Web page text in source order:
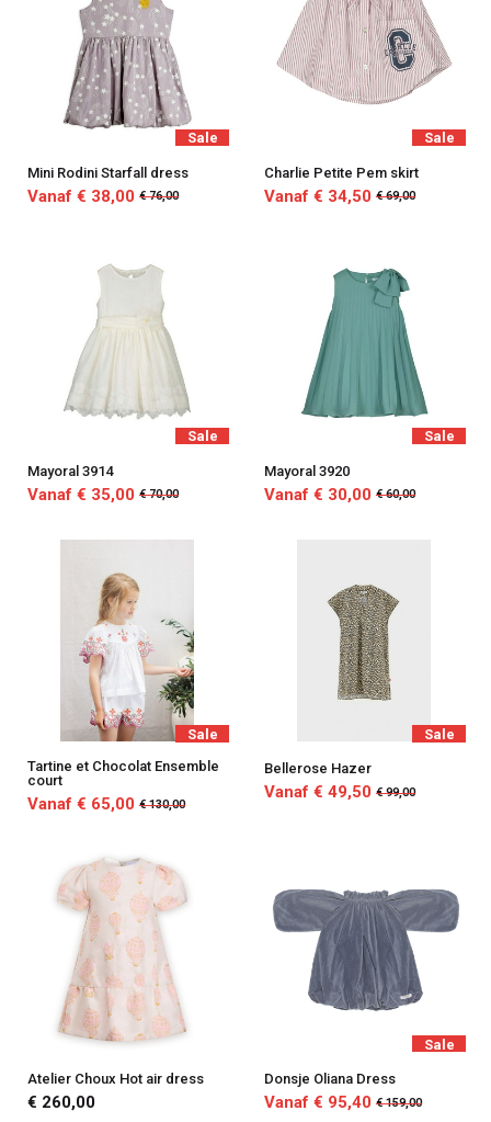
Sale
Mini Rodini Starfall dress
Vanaf € 38,00 € 76,00
Sale
Charlie Petite Pem skirt
Vanaf € 34,50 € 69,00
Sale
Mayoral 3914
Vanaf € 35,00 € 70,00
Sale
Mayoral 3920
Vanaf € 30,00 € 60,00
Sale
Tartine et Chocolat Ensemble
court
Vanaf € 65,00 € 130,00
Sale
Bellerose Hazer
Vanaf € 49,50 € 99,00
Atelier Choux Hot air dress
€ 260,00
Sale
Donsje Oliana Dress
Vanaf € 95,40 € 159,00